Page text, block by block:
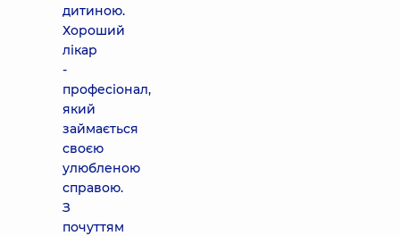
дитиною.
Хороший
лікар
-
професіонал,
який
займається
своєю
улюбленою
справою.
З
почуттям